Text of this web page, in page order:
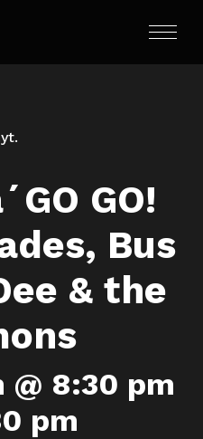
GO!
Bus
& the
@ 8:30 pm
pm